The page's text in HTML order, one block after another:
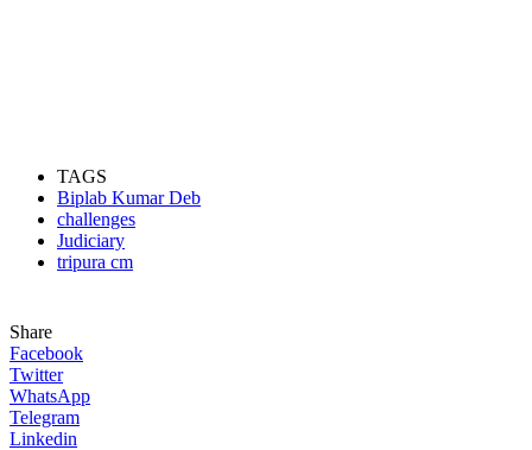
TAGS
Biplab Kumar Deb
challenges
Judiciary
tripura cm
Share
Facebook
Twitter
WhatsApp
Telegram
Linkedin